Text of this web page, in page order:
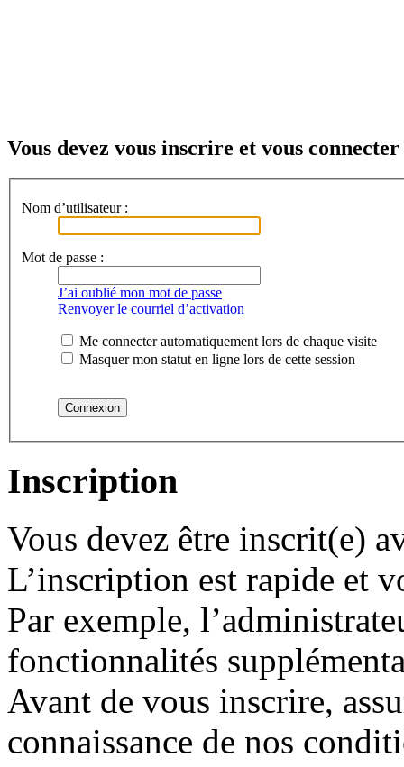
Vous devez vous inscrire et vous
Nom d’utilisateur :
Mot de passe :
J’ai oublié mon mot de passe
Renvoyer le courriel d’activation
Me connecter automatiquement lors de chaque visite
Masquer mon statut en ligne lors de cette session
Inscription
Vous devez être inscrit(e)
L’inscription est rapide et
Par exemple,
fonctionnalités
Avant de vous inscrire,
connaissance de nos